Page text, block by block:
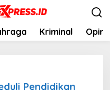
Kriminal Opini
Pendidikan